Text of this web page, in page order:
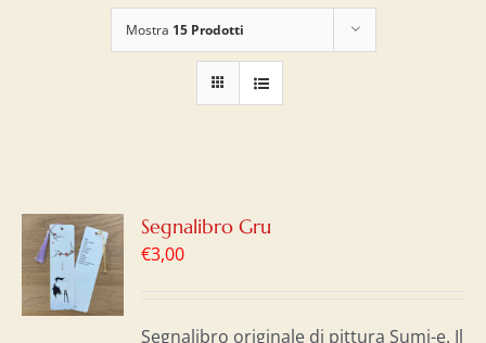
Mostra 15 Prodotti
Segnalibro Gru
€3,00
Segnalibro originale di pittura Sumi-e. Il